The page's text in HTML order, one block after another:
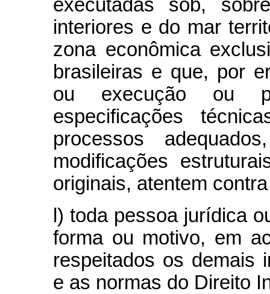
executadas sob,
interiores e do mar
zona econômica
brasileiras e que, por
ou execução ou
especificações
processos
modificações
originais, atentem
l) toda pessoa jurídica
forma ou motivo, em
respeitados os demais
e as normas do Direito